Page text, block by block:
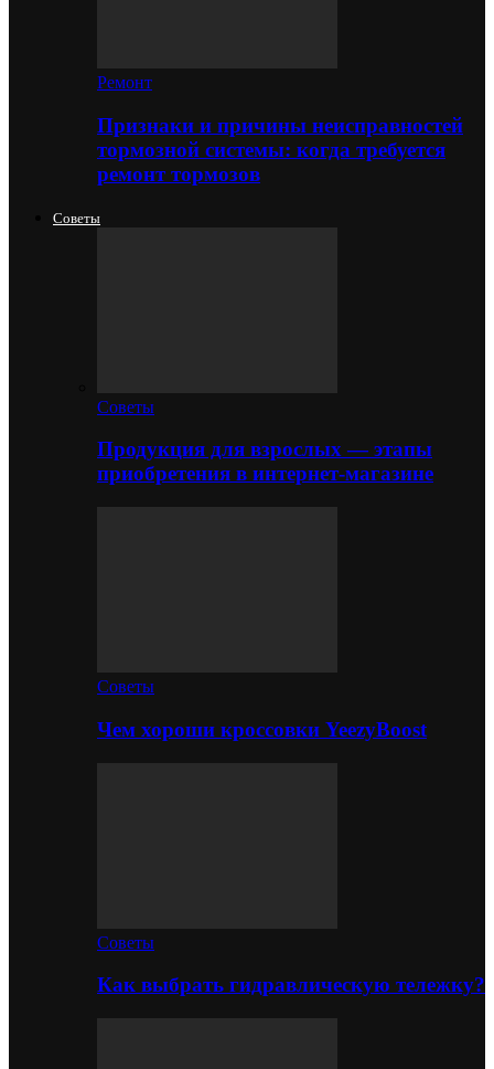
Ремонт
Признаки и причины неисправностей
тормозной системы: когда требуется
ремонт тормозов
Советы
Советы
Продукция для взрослых — этапы
приобретения в интернет-магазине
Советы
Чем хороши кроссовки YeezyBoost
Советы
Как выбрать гидравлическую тележку?